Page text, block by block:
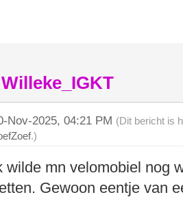
Willeke_IGKT
Nov-2025, 04:21 PM (Dit bericht is
.)
wilde mn velomobiel nog
Gewoon eentje van